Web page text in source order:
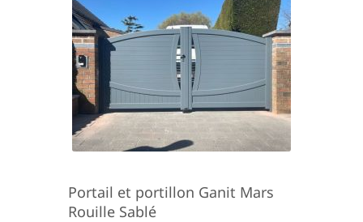
Portail et portillon Ganit Mars
Rouille Sablé